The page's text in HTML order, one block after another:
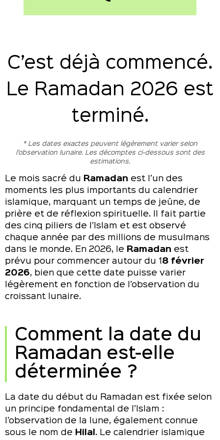
C’est déjà commencé.
Le Ramadan 2026 est
terminé.
* Les dates exactes peuvent légèrement varier selon
l’observation lunaire. Les décomptes ci-dessous sont des
estimations.
Le mois sacré du Ramadan est l’un des
moments les plus importants du calendrier
islamique, marquant un temps de jeûne, de
prière et de réflexion spirituelle. Il fait partie
des cinq piliers de l’Islam et est observé
chaque année par des millions de musulmans
dans le monde. En 2026, le Ramadan est
prévu pour commencer autour du 1 8 février
2026, bien que cette date puisse varier
légèrement en fonction de l’observation du
croissant lunaire.
Comment la date du
Ramadan est-elle
déterminée ?
La date du début du Ramadan est fixée selon
un principe fondamental de l’Islam :
l’observation de la lune, également connue
sous le nom de Hilal . Le calendrier islamique